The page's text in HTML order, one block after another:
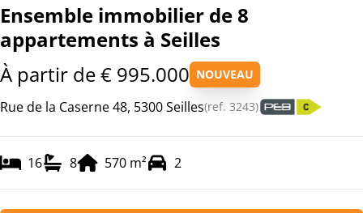
Ensemble immobilier de 8
appartements à Seilles
À partir de € 995.000 NOUVEAU
Rue de la Caserne 48, 5300 Seilles(ref. 3243)
16 8 570 m² 2